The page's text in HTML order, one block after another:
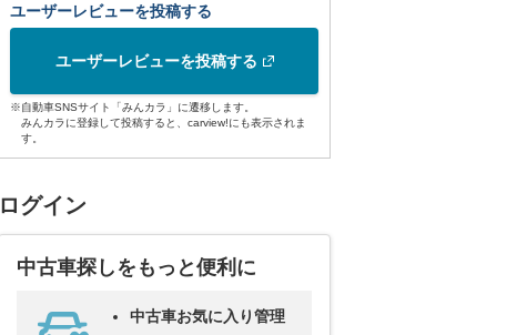
ユーザーレビューを投稿する
ユーザーレビューを投稿する
※自動車SNSサイト「みんカラ」に遷移します。
みんカラに登録して投稿すると、carview!にも表示されま
す。
ログイン
中古車探しをもっと便利に
中古車お気に入り管理